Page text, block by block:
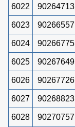
6022 90264713
6023 90266557
6024 90266775
6025 90267649
6026 90267726
6027 90268823
6028 90270757